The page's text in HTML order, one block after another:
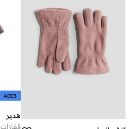
ADIB
هدير
قفازات